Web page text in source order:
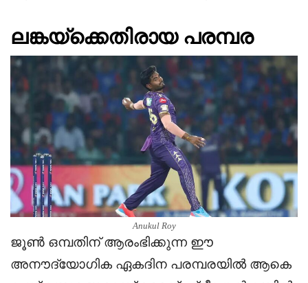
ലങ്കയ്‌ക്കെതിരായ പരമ്പര
Anukul Roy
ജൂൺ ഒമ്പതിന് ആരംഭിക്കുന്ന ഈ
അനൗദ്യോഗിക ഏകദിന പരമ്പരയിൽ ആകെ